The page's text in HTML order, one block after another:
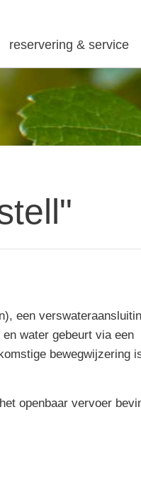
reservering & service
een
water gebeurt via een
bewegwijzering
openbaar vervoer